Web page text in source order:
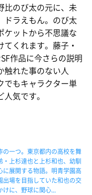
比のび太の元に、未
ドラえもん。のび太
ケットから不思議な
くれます。藤子・
作品に今さらの説明
触れた事のない人
でもキャラクター単
気です。
の一つ。東京都内の高校を舞
・上杉達也と上杉和也、幼馴
に展開する物語。明青学園高
出場を目指していた和也の交
けに、野球に関心...